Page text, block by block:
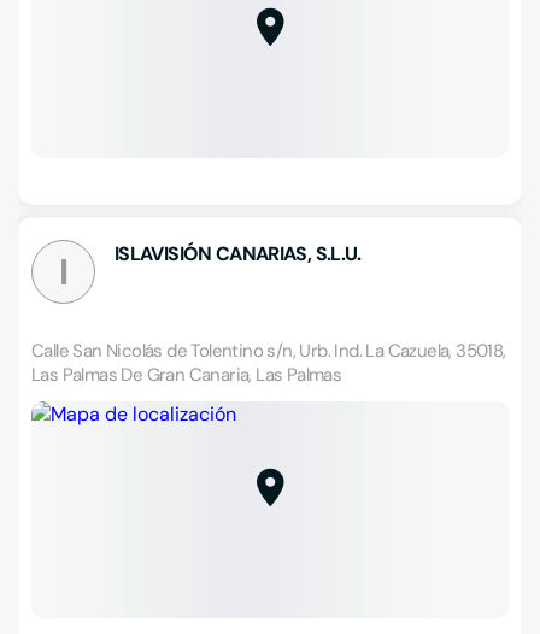
I ISLAVISIÓN CANARIAS, S.L.U.
Calle San Nicolás de Tolentino s/n, Urb. Ind. La Cazuela, 35018,
Las Palmas De Gran Canaria, Las Palmas